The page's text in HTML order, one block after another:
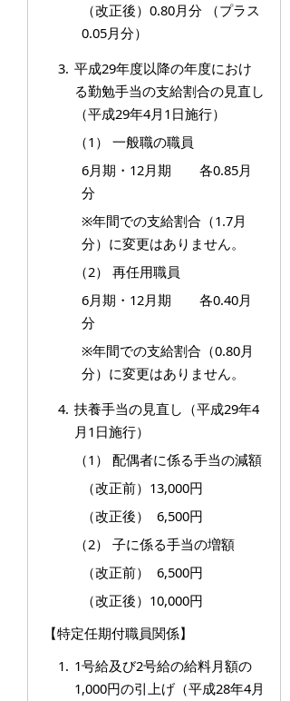
（改正後）0.80月分 （プラス
0.05月分）
平成29年度以降の年度におけ
る勤勉手当の支給割合の見直し
（平成29年4月1日施行）
（1） 一般職の職員
6月期・12月期 各0.85月
分
※年間での支給割合（1.7月
分）に変更はありません。
（2） 再任用職員
6月期・12月期 各0.40月
分
※年間での支給割合（0.80月
分）に変更はありません。
扶養手当の見直し（平成29年4
月1日施行）
（1） 配偶者に係る手当の減額
（改正前）13,000円
（改正後） 6,500円
（2） 子に係る手当の増額
（改正前） 6,500円
（改正後）10,000円
【特定任期付職員関係】
1号給及び2号給の給料月額の
1,000円の引上げ（平成28年4月